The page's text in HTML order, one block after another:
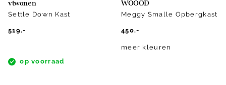
vtwonen
Settle Down Kast
519.-
op voorraad
WOOOD
Meggy Smalle Opbergkast
450.-
meer kleuren